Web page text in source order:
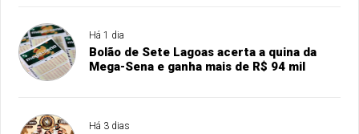
Há 1 dia
Bolão de Sete Lagoas acerta a quina da
Mega-Sena e ganha mais de R$ 94 mil
Há 3 dias